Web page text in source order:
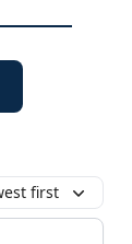
first